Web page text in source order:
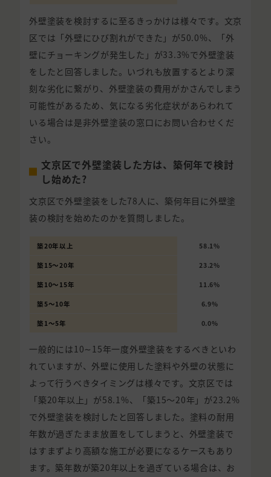
外壁塗装を検討するに至るきっかけは様々です。文京
区では「外壁にひび割れができた」が50.0%、「外
壁にチョーキングが発生した」が33.3%で外壁塗装
をしたと回答しました。いづれも放置するとより深
刻な劣化に繋がり、外壁塗装の費用がかさんでしまう
可能性があるため、気になる劣化症状があらわれて
いる場合は是非外壁塗装の窓口にお問い合わせくだ
さい。
文京区で外壁塗装した方は、築何年で検討
し始めた?
文京区で外壁塗装をした78人に、築何年目に外壁塗
装の検討を始めたのかを質問しました。
築20年以上 58.1%
築15〜20年 23.2%
築10〜15年 11.6%
築5〜10年 6.9%
築1〜5年 0.0%
一般的には10∼15年一度外壁塗装をするべきといわ
れていますが、外壁に使用した塗料や外壁の状態に
よって行うべきタイミングは様々です。文京区では
「築20年以上」が58.1%、「築15〜20年」が23.2%
で外壁塗装を検討したと回答しました。塗料の耐用
年数が過ぎたまま放置をしてしまうと、外壁塗装で
はすまずより高額な施工が必要になるケースもあり
ます。築年数が築20年以上を過ぎている場合は、お